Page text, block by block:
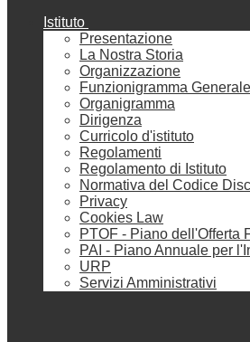
Istituto
Presentazione
La Nostra Storia
Organizzazione
Funzionigramma Generale
Organigramma
Dirigenza
Curricolo d'istituto
Regolamenti
Regolamento di Istituto
Normativa del Codice
Privacy
Cookies Law
PTOF - Piano dell'Offerta
PAI - Piano Annuale per
URP
Servizi Amministrativi